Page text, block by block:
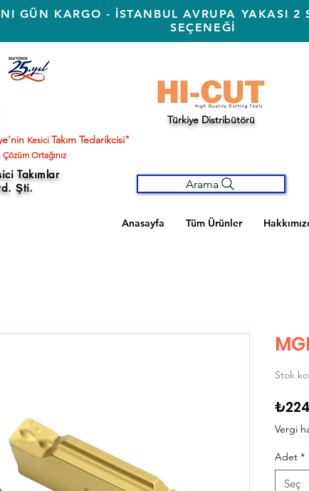
GÜN KARGO - İSTANBUL AVRUPA YAKASI 2
SEÇENEĞİ
Kesici Takım Tedarikcisi"
Türkiye Distribütörü
Ortağınız
Takımlar
Şti.
Arama
Anasayfa Tüm Ürünler
Stok
Vergi
Adet *
Seç